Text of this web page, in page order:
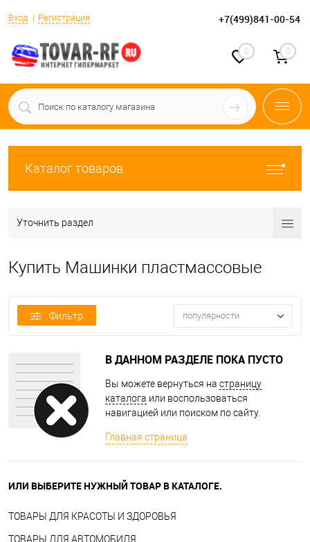
Вход Регистрация +7(499)841-00-54
0 0
Каталог товаров
Уточнить раздел
Купить Машинки пластмассовые
Фильтр популярности
В ДАННОМ РАЗДЕЛЕ ПОКА ПУСТО
Вы можете вернуться на страницу
каталога или воспользоваться
навигацией или поиском по сайту.
Главная страница
ИЛИ ВЫБЕРИТЕ НУЖНЫЙ ТОВАР В КАТАЛОГЕ.
ТОВАРЫ ДЛЯ КРАСОТЫ И ЗДОРОВЬЯ
ТОВАРЫ ДЛЯ АВТОМОБИЛЯ